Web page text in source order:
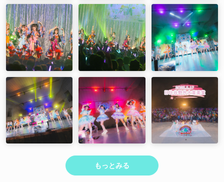
もっとみる